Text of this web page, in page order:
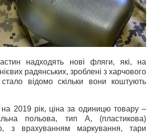
надходять нові фляги, які, на
радянських, зроблені з харчового
відомо скільки вони коштують
2019 рік, ціна за одиницю товару –
польова, тип А, (пластикова)
з врахуванням маркування, тари